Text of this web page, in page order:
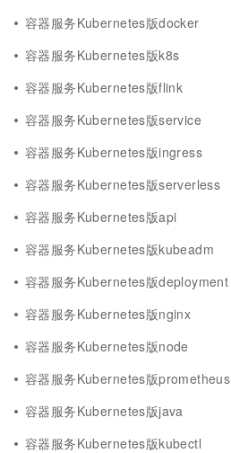
容器服务Kubernetes版docker
容器服务Kubernetes版k8s
容器服务Kubernetes版flink
容器服务Kubernetes版service
容器服务Kubernetes版ingress
容器服务Kubernetes版serverless
容器服务Kubernetes版api
容器服务Kubernetes版kubeadm
容器服务Kubernetes版deployment
容器服务Kubernetes版nginx
容器服务Kubernetes版node
容器服务Kubernetes版prometheus
容器服务Kubernetes版java
容器服务Kubernetes版kubectl